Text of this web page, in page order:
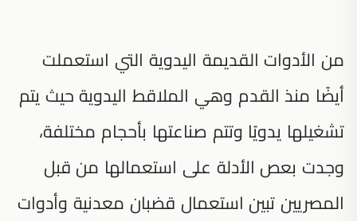
من الأدوات القديمة اليدوية التي استعملت
أيضًا منذ القدم وهي الملاقط اليدوية حيث يتم
تشغيلها يدويًا وتتم صناعتها بأحجام مختلفة،
وجدت بعص الأدلة على استعمالها من قبل
المصريين تبين استعمال قضبان معدنية وأدوات